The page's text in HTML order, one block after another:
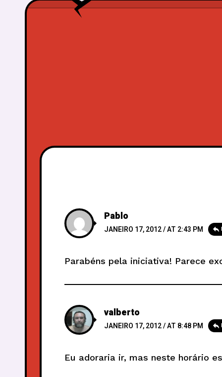
Pablo
JANEIRO 17, 2012 / AT 2:43 PM
Parabéns pela iniciativa! Parece
valberto
JANEIRO 17, 2012 / AT 8:48 PM
Eu adoraria ir, mas neste horário